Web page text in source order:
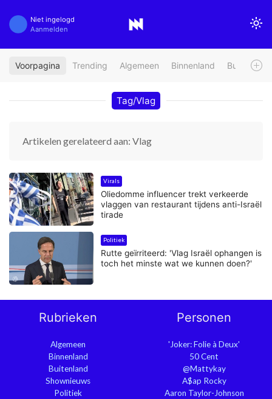
Niet ingelogd
Aanmelden
Voorpagina Trending Algemeen Binnenland Buitenland
Tag/Vlag
Artikelen gerelateerd aan: Vlag
Virals
Oliedomme influencer trekt verkeerde
vlaggen van restaurant tijdens anti-Israël
tirade
Politiek
Rutte geïrriteerd: 'Vlag Israël ophangen is
toch het minste wat we kunnen doen?'
Rubrieken
Algemeen
Binnenland
Buitenland
Shownieuws
Politiek
Personen
'Joker: Folie à Deux'
50 Cent
@Mattykay
A$ap Rocky
Aaron Taylor-Johnson